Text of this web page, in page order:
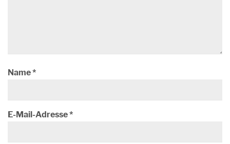
Name*
E-Mail-Adresse*